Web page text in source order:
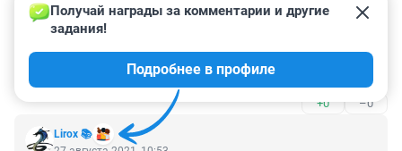
28 августа 2021, 08:24
За тридцать лет очень небольшие изменения... Китай
за этот же срок из страны третьего мира стал
великой державой....
+0 –0
Lirox 📚
Получай награды за комментарии и другие
задания!
Подробнее в профиле